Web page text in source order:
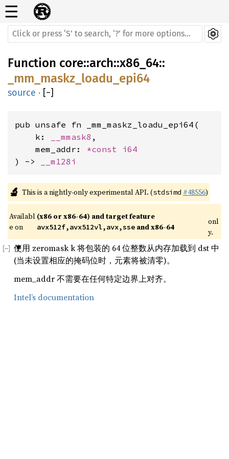
☰
Function core::arch::x86_64::
_mm_maskz_loadu_epi64
source · [−]
pub unsafe fn _mm_maskz_loadu_epi64(
    k:
__mmask8 ,
    mem_addr:
*const i64
) ->
__m128i
🔬 This is a nightly-only experimental API. (stdsimd #48556)
Availabl
e on
avx512f,avx512vl,avx,sse and x86-64
onl
y.
使用 zeromask k 将包装的 64 位整数从内存加载到 dst 中
(当未设置相应的掩码位时，元素将被清零)。
mem_addr 不需要在任何特定边界上对齐。
Intel’s documentation